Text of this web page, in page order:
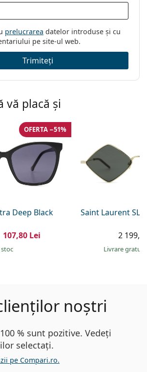
prelucrarea datelor introduse și cu
pe site-ul web.
Trimiteți
vă placă și
Deep Black
OFERTA −51%
107,80 Lei
stoc
Saint Laurent SL
2
Livrare
noștri
% sunt pozitive. Vedeți
selectați.
pe Compari.ro.